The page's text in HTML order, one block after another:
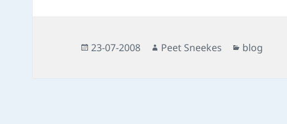
Posted
23-07-2008 Author
Peet Sneekes Categories
blog